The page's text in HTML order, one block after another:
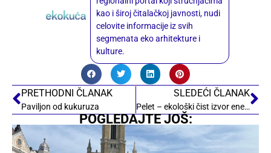
kao i široj čitalačkoj javnosti, nudi
celovite informacije iz svih
segmenata eko arhitekture i
kulture.
PRETHODNI ČLANAK
Paviljon od kukuruza
SLEDEĆI ČLANAK
Pelet – ekološki čist izvor energije
POGLEDAJTE JOŠ: